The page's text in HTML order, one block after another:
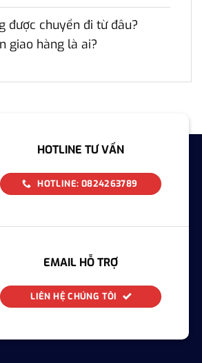
được chuyển đi từ đâu?
giao hàng là ai?
HOTLINE TƯ VẤN
HOTLINE: 0824263789
EMAIL HỖ TRỢ
LIÊN HỆ CHÚNG TÔI